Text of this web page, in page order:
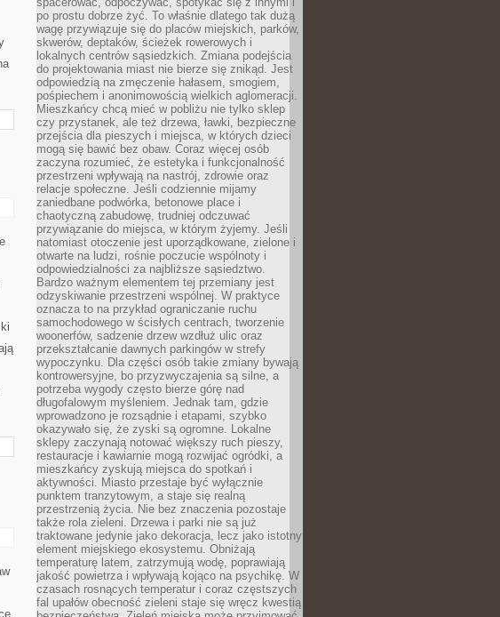
po prostu dobrze żyć. To właśnie dlatego tak dużą
wagę przywiązuje się do placów miejskich, parków,
skwerów, deptaków, ścieżek rowerowych i
lokalnych centrów sąsiedzkich. Zmiana podejścia
do projektowania miast nie bierze się znikąd. Jest
odpowiedzią na zmęczenie hałasem, smogiem,
pośpiechem i anonimowością wielkich aglomeracji.
Mieszkańcy chcą mieć w pobliżu nie tylko sklep
czy przystanek, ale też drzewa, ławki, bezpieczne
przejścia dla pieszych i miejsca, w których dzieci
mogą się bawić bez obaw. Coraz więcej osób
zaczyna rozumieć, że estetyka i funkcjonalność
przestrzeni wpływają na nastrój, zdrowie oraz
relacje społeczne. Jeśli codziennie mijamy
zaniedbane podwórka, betonowe place i
chaotyczną zabudowę, trudniej odczuwać
przywiązanie do miejsca, w którym żyjemy. Jeśli
natomiast otoczenie jest uporządkowane, zielone i
otwarte na ludzi, rośnie poczucie wspólnoty i
odpowiedzialności za najbliższe sąsiedztwo.
Bardzo ważnym elementem tej przemiany jest
odzyskiwanie przestrzeni wspólnej. W praktyce
oznacza to na przykład ograniczanie ruchu
samochodowego w ścisłych centrach, tworzenie
woonerfów, sadzenie drzew wzdłuż ulic oraz
przekształcanie dawnych parkingów w strefy
wypoczynku. Dla części osób takie zmiany bywają
kontrowersyjne, bo przyzwyczajenia są silne, a
potrzeba wygody często bierze górę nad
długofalowym myśleniem. Jednak tam, gdzie
wprowadzono je rozsądnie i etapami, szybko
okazywało się, że zyski są ogromne. Lokalne
sklepy zaczynają notować większy ruch pieszy,
restauracje i kawiarnie mogą rozwijać ogródki, a
mieszkańcy zyskują miejsca do spotkań i
aktywności. Miasto przestaje być wyłącznie
punktem tranzytowym, a staje się realną
przestrzenią życia. Nie bez znaczenia pozostaje
także rola zieleni. Drzewa i parki nie są już
traktowane jedynie jako dekoracja, lecz jako istotny
element miejskiego ekosystemu. Obniżają
temperaturę latem, zatrzymują wodę, poprawiają
jakość powietrza i wpływają kojąco na psychikę. W
czasach rosnących temperatur i coraz częstszych
fal upałów obecność zieleni staje się wręcz kwestią